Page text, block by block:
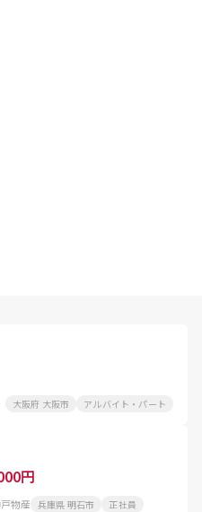
大阪府 大阪市 アルバイト・パート
円
物産 兵庫県 明石市 正社員